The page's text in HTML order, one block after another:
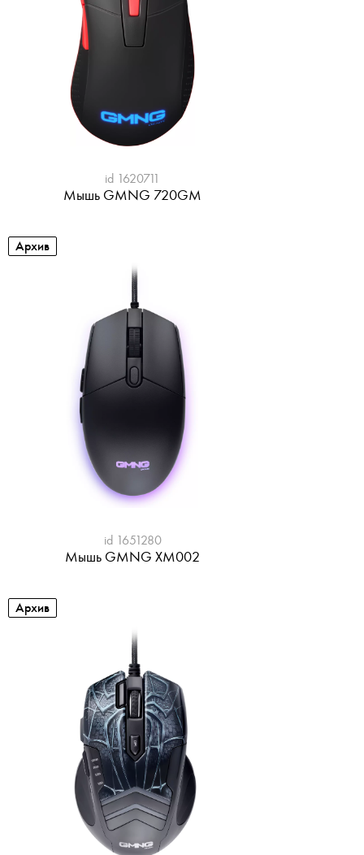
id 1620711
Мышь GMNG 720GM
Архив
id 1651280
Мышь GMNG XM002
Архив